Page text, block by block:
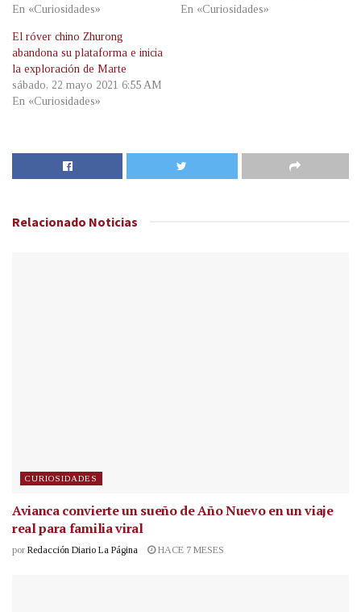
En «Curiosidades»
En «Curiosidades»
El róver chino Zhurong
abandona su plataforma e inicia
la exploración de Marte
sábado, 22 mayo 2021 6:55 AM
En «Curiosidades»
Relacionado Noticias
CURIOSIDADES
Avianca convierte un sueño de Año Nuevo en un viaje
real para familia viral
por Redacción Diario La Página HACE 7 MESES